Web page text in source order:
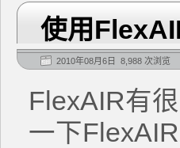
使用
2010年08月6日 8,988 次浏览
FlexAIR有
一下